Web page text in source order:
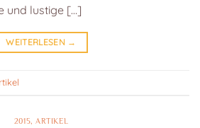
und lustige […]
WEITERLESEN →
2015,ARTIKEL